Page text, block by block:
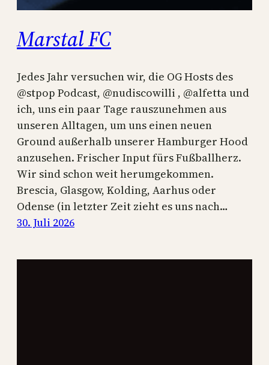
Marstal FC
Jedes Jahr versuchen wir, die OG Hosts des
@stpop Podcast, @nudiscowilli , @alfetta und
ich, uns ein paar Tage rauszunehmen aus
unseren Alltagen, um uns einen neuen
Ground außerhalb unserer Hamburger Hood
anzusehen. Frischer Input fürs Fußballherz.
Wir sind schon weit herumgekommen.
Brescia, Glasgow, Kolding, Aarhus oder
Odense (in letzter Zeit zieht es uns nach…
30. Juli 2026